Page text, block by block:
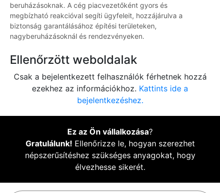
beruházásoknak. A cég piacvezetőként gyors és
megbízható reakcióval segíti ügyfeleit, hozzájárulva a
biztonság garantálásához építési területeken,
nagyberuházásoknál és rendezvényeken.
Ellenőrzött weboldalak
Csak a bejelentkezett felhasználók férhetnek hozzá
ezekhez az információkhoz. Kattints ide a
bejelentkezéshez.
Ez az Ön vállalkozása?
Gratulálunk! Ellenőrizze le, hogyan szerezhet
népszerűsítéshez szükséges anyagokat, hogy
élvezhesse sikerét.